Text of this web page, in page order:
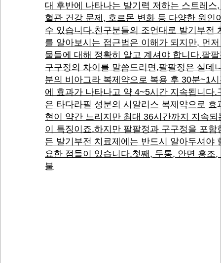
대 후반에 나타나는 발기력 저하는 스트레스
혈관 건강 문제, 호르몬 변화 등 다양한 원인
수 있습니다.친구분들의 조언대로 발기부전
를 알아보시는 접근법은 이해가 되지만, 먼
물들에 대해 정확히 알고 계셔야 합니다.팔
구구정의 차이를 말씀드리면,팔팔정은 실데
분의 비아그라 복제약으로 복용 후 30분~1
에 효과가 나타나고 약 4~5시간 지속됩니다.
은 타다라필 성분의 시알리스 복제약으로 효
현이 약간 느리지만 최대 36시간까지 지속되
이 특징이죠.하지만 팔팔정과 구구정을 포함
든 발기부전 치료제에는 반드시 알아두셔야
요한 점들이 있습니다.첫째, 두통, 안면 홍조,
불